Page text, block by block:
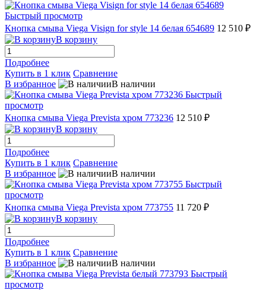
Быстрый просмотр
Кнопка смыва Viega Visign for style 14 белая 654689 12 510 ₽
В корзину
Подробнее
Купить в 1 клик Сравнение
В избранное
В наличии
Быстрый
просмотр
Кнопка смыва Viega Prevista хром 773236 12 510 ₽
В корзину
Подробнее
Купить в 1 клик Сравнение
В избранное
В наличии
Быстрый
просмотр
Кнопка смыва Viega Prevista хром 773755 11 720 ₽
В корзину
Подробнее
Купить в 1 клик Сравнение
В избранное
В наличии
Быстрый
просмотр